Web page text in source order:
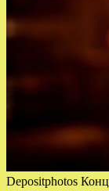
Depositphotos